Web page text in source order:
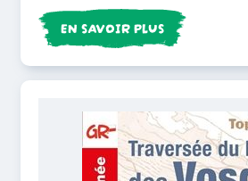
EN SAVOIR PLUS